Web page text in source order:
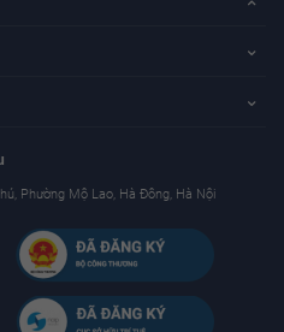
Phường Mộ Lao, Hà Đông, Hà Nội